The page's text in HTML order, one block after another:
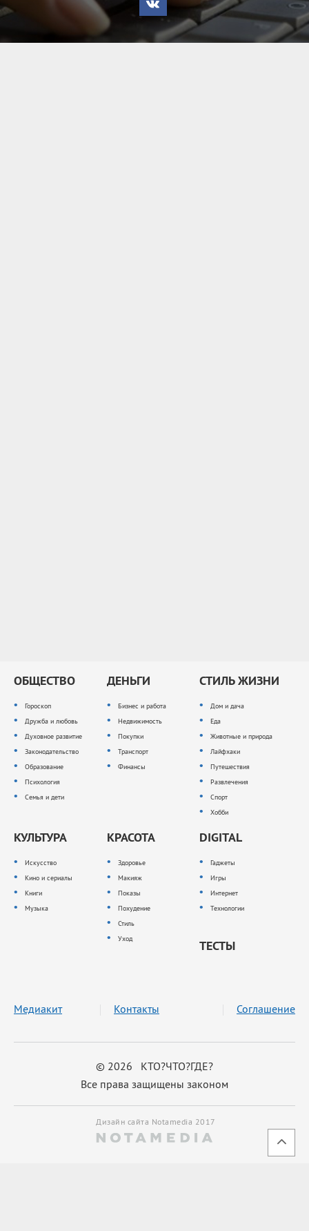
ОБЩЕСТВО
Гороскоп
Дружба и любовь
Духовное развитие
Законодательство
Образование
Психология
Семья и дети
ДЕНЬГИ
Бизнес и работа
Недвижимость
Покупки
Транспорт
Финансы
СТИЛЬ ЖИЗНИ
Дом и дача
Еда
Животные и природа
Лайфхаки
Путешествия
Развлечения
Спорт
Хобби
КУЛЬТУРА
Искусство
Кино и сериалы
Книги
Музыка
КРАСОТА
Здоровье
Макияж
Показы
Похудение
Стиль
Уход
DIGITAL
Гаджеты
Игры
Интернет
Технологии
ТЕСТЫ
© 2026 КТО?ЧТО?ГДЕ?
Все права защищены законом
Медиакит Контакты Соглашение
Дизайн сайта Notamedia 2017